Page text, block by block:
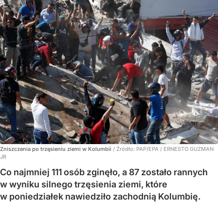
Zniszczenia po trzęsieniu ziemi w Kolumbii / Źródło: PAP/EPA / ERNESTO GUZMAN
JR
Co najmniej 111 osób zginęło, a 87 zostało rannych
w wyniku silnego trzęsienia ziemi, które
w poniedziałek nawiedziło zachodnią Kolumbię.